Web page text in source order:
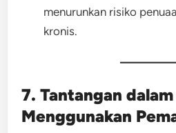
menurunkan risiko
kronis.
7. Tantangan dalam
Menggunakan